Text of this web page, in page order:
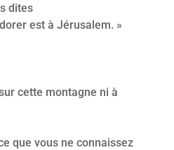
dites
est à Jérusalem. »
cette montagne ni à
que vous ne connaissez